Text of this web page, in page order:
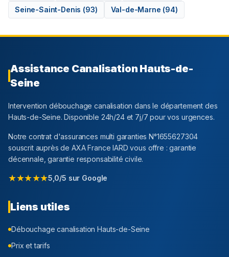
Seine-Saint-Denis (93) Val-de-Marne (94)
Assistance Canalisation Hauts-de-
Seine
Intervention débouchage canalisation dans le département des
Hauts-de-Seine. Disponible 24h/24 et 7j/7 pour vos urgences.
Notre contrat d'assurances multi garanties N°1655627304
souscrit auprès de AXA France IARD vous offre : garantie
décennale, garantie responsabilité civile.
★★★★★5,0/5 sur Google
Liens utiles
Débouchage canalisationHauts-de-Seine
Prix et tarifs